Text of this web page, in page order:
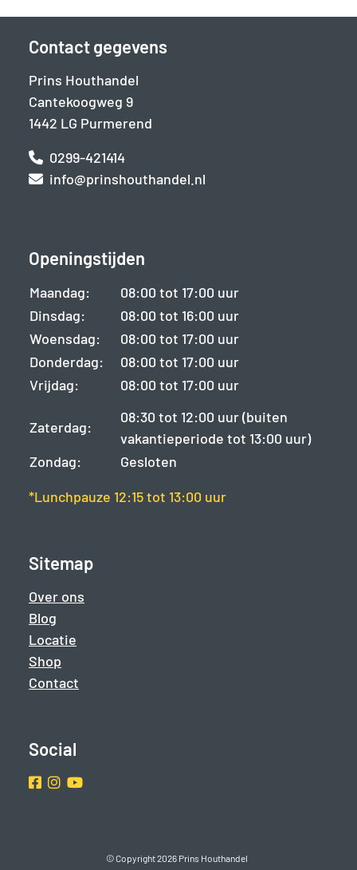
Contact gegevens
Prins Houthandel
Cantekoogweg 9
1442 LG Purmerend
0299-421414
info@prinshouthandel.nl
Openingstijden
Maandag:
08:00 tot 17:00 uur
Dinsdag:
08:00 tot 16:00 uur
Woensdag:
08:00 tot 17:00 uur
Donderdag:
08:00 tot 17:00 uur
Vrijdag:
08:00 tot 17:00 uur
Zaterdag:
08:30 tot 12:00 uur (buiten
vakantieperiode tot 13:00 uur)
Zondag:
Gesloten
*Lunchpauze 12:15 tot 13:00 uur
Sitemap
Over ons
Blog
Locatie
Shop
Contact
Social
Facebook
Instragram
Youtube
© Copyright 2026 Prins Houthandel